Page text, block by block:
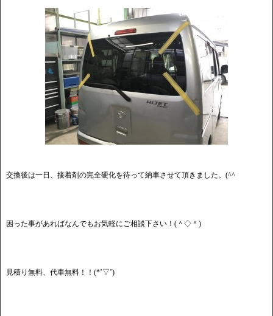
交換後は一日、接着剤の完全硬化を待って納車させて頂きました。(^^
困った事があればなんでもお気軽にご相談下さい！(＾◇＾)
見積り無料、代車無料！！(*’▽’)